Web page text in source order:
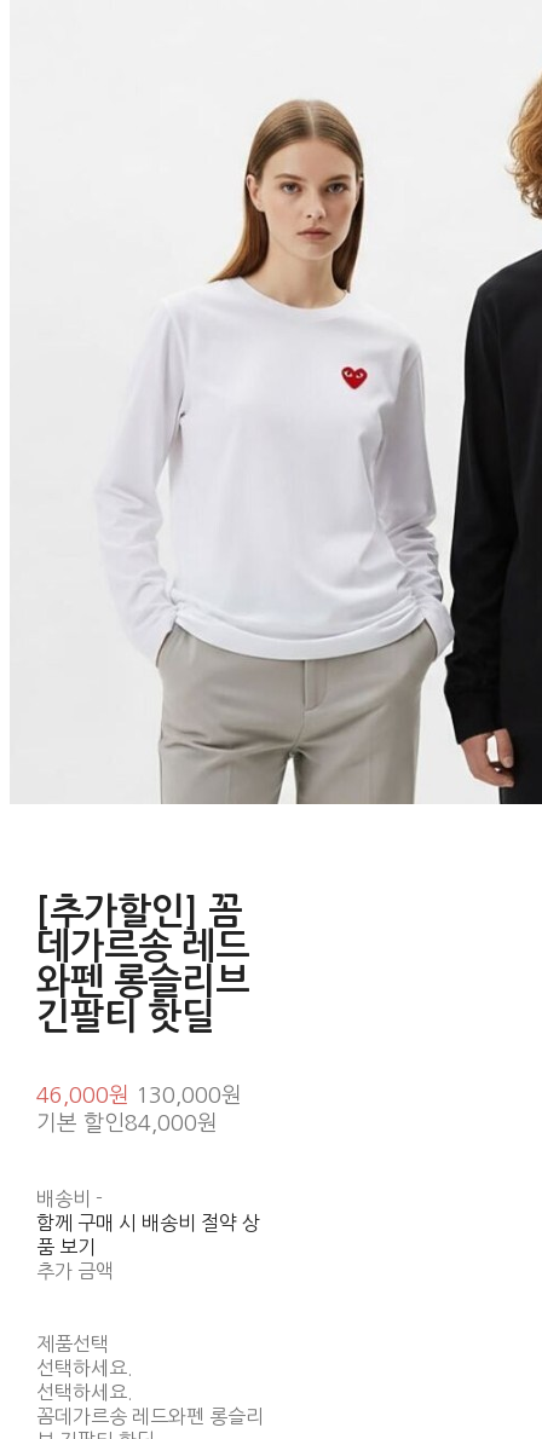
[추가할인] 꼼
데가르송 레드
와펜 롱슬리브
긴팔티 핫딜
46,000원
130,000원
기본 할인84,000원
배송비 -
함께 구매 시 배송비 절약 상
품 보기
추가 금액
제품선택
선택하세요.
선택하세요.
꼼데가르송 레드와펜 롱슬리